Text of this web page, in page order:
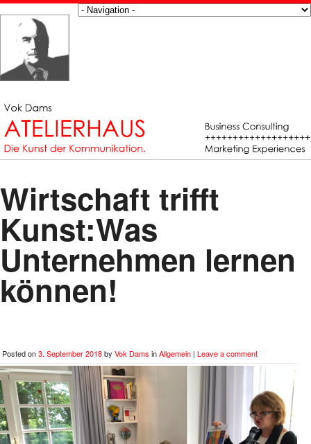
Wirtschaft trifft
Kunst:Was
Unternehmen lernen
können!
Posted on3. September 2018by Vok Dams inAllgemein | Leave a comment